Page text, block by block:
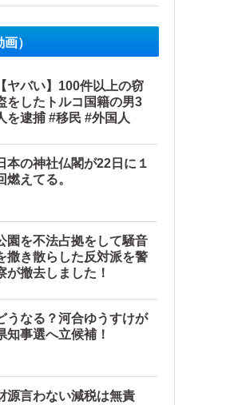
）
【ヤバい】100件以上の窃
をしたトルコ国籍の男3
人を逮捕 #移民 #外国人
本の神社仏閣が22日に１
燃えてる。
園を不法占拠をして騒音
撒き散らした反対派を警
が撤去しました！
うなる？河合ゆうすけが
知事選へ立候補！
源言わない減税は無責